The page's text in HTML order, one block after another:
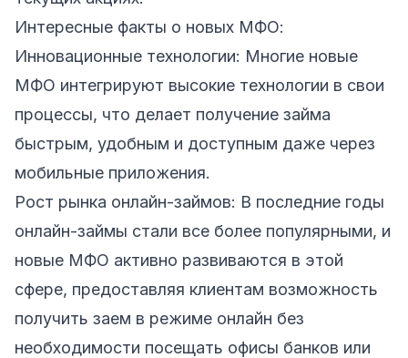
Интересные факты о новых МФО:
Инновационные технологии: Многие новые
МФО интегрируют высокие технологии в свои
процессы, что делает получение займа
быстрым, удобным и доступным даже через
мобильные приложения.
Рост рынка онлайн-займов: В последние годы
онлайн-займы стали все более популярными, и
новые МФО активно развиваются в этой
сфере, предоставляя клиентам возможность
получить заем в режиме онлайн без
необходимости посещать офисы банков или